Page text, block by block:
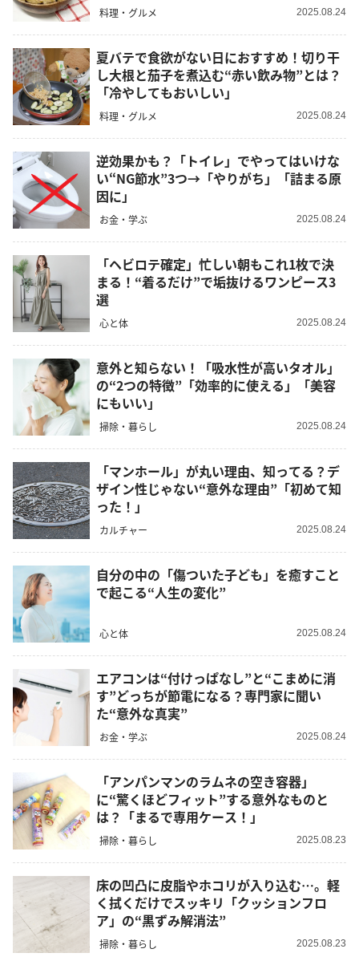
料理・グルメ 2025.08.24
夏バテで食欲がない日におすすめ！切り干
し大根と茄子を煮込む“赤い飲み物”とは？
「冷やしてもおいしい」
料理・グルメ 2025.08.24
逆効果かも？「トイレ」でやってはいけな
い“NG節水”3つ→「やりがち」「詰まる原
因に」
お金・学ぶ 2025.08.24
「ヘビロテ確定」忙しい朝もこれ1枚で決
まる！“着るだけ”で垢抜けるワンピース3
選
心と体 2025.08.24
意外と知らない！「吸水性が高いタオル」
の“2つの特徴”「効率的に使える」「美容
にもいい」
掃除・暮らし 2025.08.24
「マンホール」が丸い理由、知ってる？デ
ザイン性じゃない“意外な理由”「初めて知
った！」
カルチャー 2025.08.24
自分の中の「傷ついた子ども」を癒すこと
で起こる“人生の変化”
心と体 2025.08.24
エアコンは“付けっぱなし”と“こまめに消
す”どっちが節電になる？専門家に聞い
た“意外な真実”
お金・学ぶ 2025.08.24
「アンパンマンのラムネの空き容器」
に“驚くほどフィット”する意外なものと
は？「まるで専用ケース！」
掃除・暮らし 2025.08.23
床の凹凸に皮脂やホコリが入り込む…。軽
く拭くだけでスッキリ「クッションフロ
ア」の“黒ずみ解消法”
掃除・暮らし 2025.08.23